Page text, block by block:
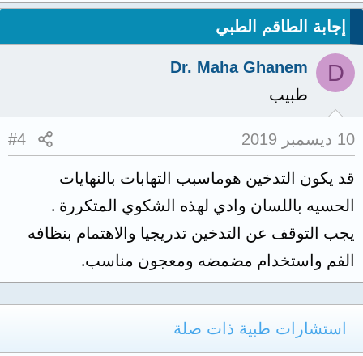
إجابة الطاقم الطبي
D
Dr. Maha Ghanem
طبيب
10 ديسمبر 2019 #4
قد يكون التدخين هوماسبب التهابات بالنهايات
الحسيه باللسان وادي لهذه الشكوي المتكررة .
يجب التوقف عن التدخين تدريجيا والاهتمام بنظافه
الفم واستخدام مضمضه ومعجون مناسب.
استشارات طبية ذات صلة